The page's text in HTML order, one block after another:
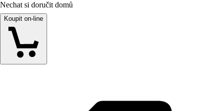
Nechat si doručit domů
Koupit on-line